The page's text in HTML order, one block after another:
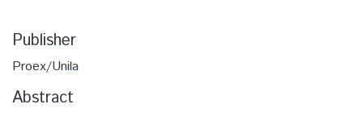
Publisher
Proex/Unila
Abstract